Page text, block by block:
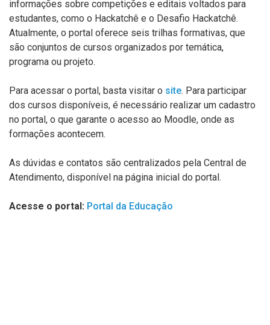
informações sobre competições e editais voltados para
estudantes, como o Hackatchê e o Desafio Hackatchê.
Atualmente, o portal oferece seis trilhas formativas, que
são conjuntos de cursos organizados por temática,
programa ou projeto.
Para acessar o portal, basta visitar o site. Para participar
dos cursos disponíveis, é necessário realizar um cadastro
no portal, o que garante o acesso ao Moodle, onde as
formações acontecem.
As dúvidas e contatos são centralizados pela Central de
Atendimento, disponível na página inicial do portal.
Acesse o portal: Portal da Educação